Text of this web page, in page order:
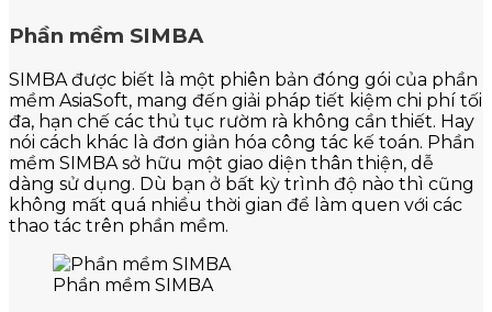
Phần mềm SIMBA
SIMBA được biết là một phiên bản đóng gói của phần
mềm AsiaSoft, mang đến giải pháp tiết kiệm chi phí tối
đa, hạn chế các thủ tục rườm rà không cần thiết. Hay
nói cách khác là đơn giản hóa công tác kế toán. Phần
mềm SIMBA sở hữu một giao diện thân thiện, dễ
dàng sử dụng. Dù bạn ở bất kỳ trình độ nào thì cũng
không mất quá nhiều thời gian để làm quen với các
thao tác trên phần mềm.
Phần mềm SIMBA